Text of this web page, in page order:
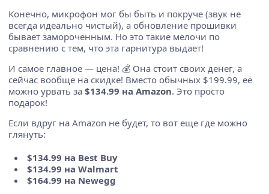
Конечно, микрофон мог бы быть и покруче (звук не
всегда идеально чистый), а обновление прошивки
бывает замороченным. Но это такие мелочи по
сравнению с тем, что эта гарнитура выдает!
И самое главное — цена! 💰 Она стоит своих денег, а
сейчас вообще на скидке! Вместо обычных $199.99, её
можно урвать за $134.99 на Amazon. Это просто
подарок!
Если вдруг на Amazon не будет, то вот еще где можно
глянуть:
$134.99 на Best Buy
$134.99 на Walmart
$164.99 на Newegg